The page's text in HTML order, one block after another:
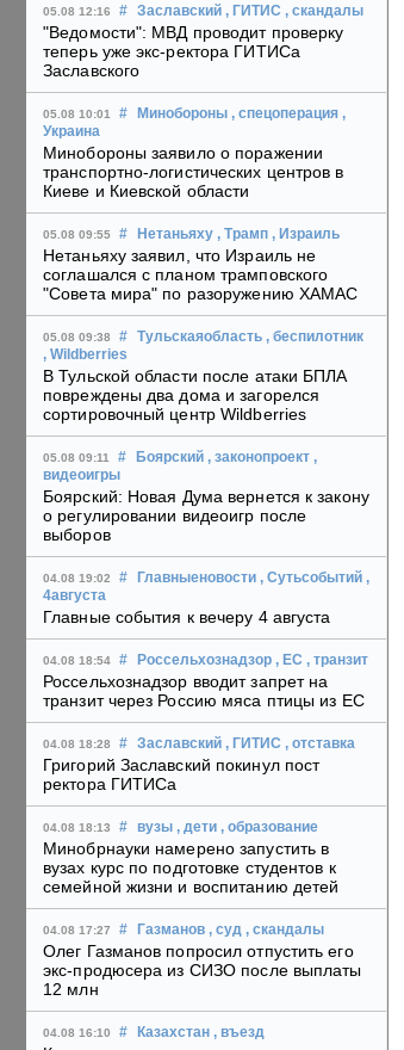
05.08 12:16 # Заславский , ГИТИС , скандалы
"Ведомости": МВД проводит проверку
теперь уже экс-ректора ГИТИСа
Заславского
05.08 10:01 # Минобороны , спецоперация ,
Украина
Минобороны заявило о поражении
транспортно-логистических центров в
Киеве и Киевской области
05.08 09:55 # Нетаньяху , Трамп , Израиль
Нетаньяху заявил, что Израиль не
соглашался с планом трамповского
"Совета мира" по разоружению ХАМАС
05.08 09:38 # Тульскаяобласть , беспилотник
, Wildberries
В Тульской области после атаки БПЛА
повреждены два дома и загорелся
сортировочный центр Wildberries
05.08 09:11 # Боярский , законопроект ,
видеоигры
Боярский: Новая Дума вернется к закону
о регулировании видеоигр после
выборов
04.08 19:02 # Главныеновости , Сутьсобытий ,
4августа
Главные события к вечеру 4 августа
04.08 18:54 # Россельхознадзор , ЕС , транзит
Россельхознадзор вводит запрет на
транзит через Россию мяса птицы из ЕС
04.08 18:28 # Заславский , ГИТИС , отставка
Григорий Заславский покинул пост
ректора ГИТИСа
04.08 18:13 # вузы , дети , образование
Минобрнауки намерено запустить в
вузах курс по подготовке студентов к
семейной жизни и воспитанию детей
04.08 17:27 # Газманов , суд , скандалы
Олег Газманов попросил отпустить его
экс-продюсера из СИЗО после выплаты
12 млн
04.08 16:10 # Казахстан , въезд